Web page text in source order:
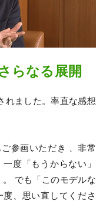
らなる展開
れました。率直な感想
参画いただき 、非常
度「もうからない」
でも「このモデルな
、思い直してくださ